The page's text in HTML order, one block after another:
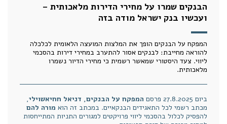
הבנקים שמרו על מחירי הדירות מלאכותית –
ועכשיו בנק ישראל מודה בזה
המפקח על הבנקים הופך את המלצות המועצה הלאומית לכלכלה
להוראה מחייבת: לבנקים אסור להתערב במחירי דירות בהסכמי
ליווי. צעד היסטורי שמאשר רשמית כי מחירי הדיור נשמרו
מלאכותית.
ביום 27.8.2025 פרסם המפקח על הבנקים, דניאל חחיאשוילי,
מכתב רשמי לכל התאגידים הבנקאיים. במכתב זה הוא מורה להם
להפסיק לכלול בהסכמי ליווי פרויקטים למגורים התניות המתייחסות